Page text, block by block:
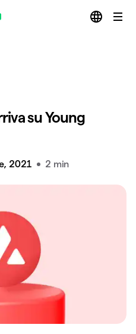
su Young
2021 2 min